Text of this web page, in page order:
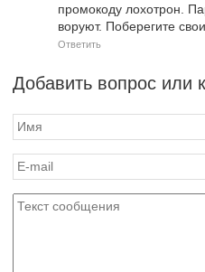
промокоду лохотрон.
воруют. Поберегите
Ответить
Добавить вопрос или